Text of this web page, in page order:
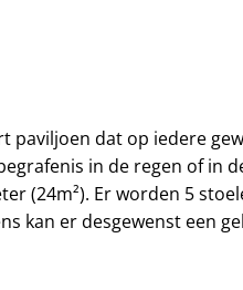
dat op iedere
in de regen of in
(24m²). Er worden 5
kan er desgewenst een